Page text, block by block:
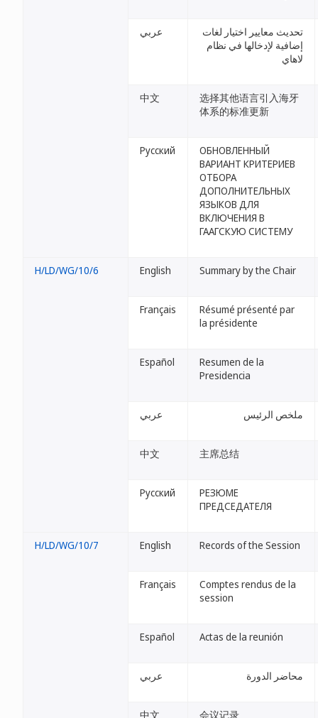
عربي
تحديث معايير اختيار لغات
إضافية لإدخالها في نظام
لاهاي
中文
选择其他语言引入海牙
体系的标准更新
Русский
ОБНОВЛЕННЫЙ
ВАРИАНТ КРИТЕРИЕВ
ОТБОРА
ДОПОЛНИТЕЛЬНЫХ
ЯЗЫКОВ ДЛЯ
ВКЛЮЧЕНИЯ В
ГААГСКУЮ СИСТЕМУ
H/LD/WG/10/6 English Summary by the Chair
Français
Résumé présenté par
la présidente
Español
Resumen de la
Presidencia
عربي ملخص الرئيس
中文 主席总结
Русский
РЕЗЮМЕ
ПРЕДСЕДАТЕЛЯ
H/LD/WG/10/7 English Records of the Session
Français
Comptes rendus de la
session
Español Actas de la reunión
عربي محاضر الدورة
中文 会议记录